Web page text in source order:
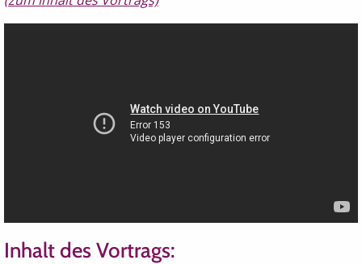
Inhalt des Vortrags: